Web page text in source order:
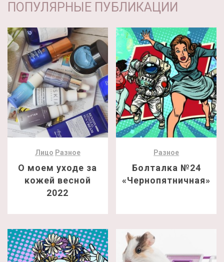
ПОПУЛЯРНЫЕ ПУБЛИКАЦИИ
Лицо Разное
О моем уходе за
кожей весной
2022
Разное
Болталка №24
«Чернопятничная»